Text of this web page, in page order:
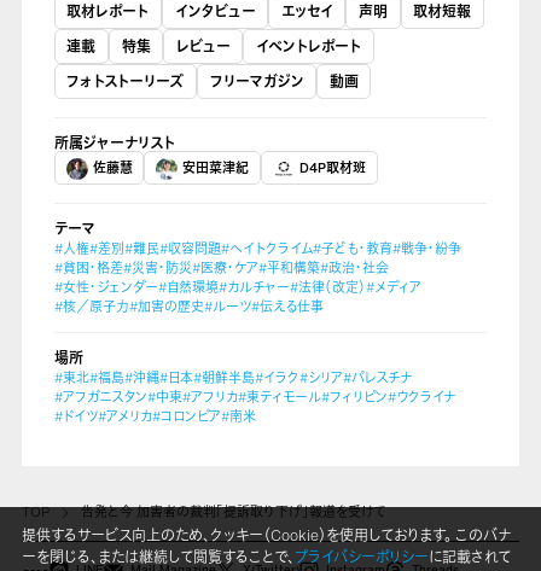
取材レポート
インタビュー エッセイ 声明
取材短報
連載
特集 レビュー
イベントレポート
フォトストーリーズ
フリーマガジン 動画
所属ジャーナリスト
佐藤慧 安田菜津紀 D4P取材班
テーマ
#人権#差別#難民#収容問題#ヘイトクライム#子ども・教育#戦争・紛争
#貧困・格差#災害・防災#医療・ケア#平和構築#政治・社会
#女性・ジェンダー#自然環境#カルチャー#法律（改定）#メディア
#核／原子力#加害の歴史#ルーツ#伝える仕事
場所
#東北#福島#沖縄#日本#朝鮮半島#イラク#シリア#パレスチナ
#アフガニスタン#中東#アフリカ#東ティモール#フィリピン#ウクライナ
#ドイツ#アメリカ#コロンビア#南米
TOP 告発と今 加害者の裁判「提訴取り下げ」報道を受けて
提供するサービス向上のため、クッキー（Cookie）を使用しております。 このバナ
ーを閉じる、または継続して閲覧することで、プライバシーポリシーに記載されて